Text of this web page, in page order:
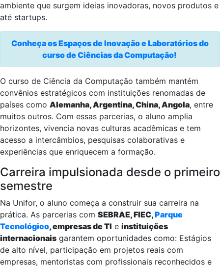
ambiente que surgem ideias inovadoras, novos produtos e
até startups.
Conheça os Espaços de Inovação e Laboratórios do
curso de Ciências da Computação!
O curso de Ciência da Computação também mantém
convênios estratégicos com instituições renomadas de
países como Alemanha, Argentina, China, Angola, entre
muitos outros. Com essas parcerias, o aluno amplia
horizontes, vivencia novas culturas acadêmicas e tem
acesso a intercâmbios, pesquisas colaborativas e
experiências que enriquecem a formação.
Carreira impulsionada desde o primeiro
semestre
Na Unifor, o aluno começa a construir sua carreira na
prática. As parcerias com SEBRAE, FIEC,Parque
Tecnológico, empresas de TI e instituições
internacionais garantem oportunidades como: Estágios
de alto nível, participação em projetos reais com
empresas, mentoristas com profissionais reconhecidos e